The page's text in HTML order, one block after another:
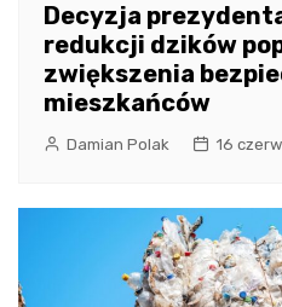
Decyzja
redukcji dzików
zwiększenia
mieszkańców
Damian Polak 16